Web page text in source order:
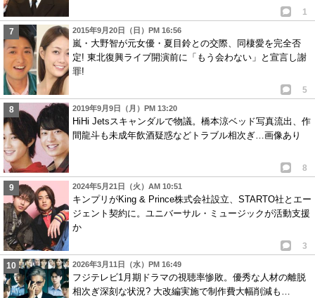
1
2015年9月20日（日）PM 16:56
嵐・大野智が元女優・夏目鈴との交際、同棲愛を完全否
定! 東北復興ライブ開演前に「もう会わない」と宣言し謝
罪!
5
2019年9月9日（月）PM 13:20
HiHi Jetsスキャンダルで物議。橋本涼ベッド写真流出、作
間龍斗も未成年飲酒疑惑などトラブル相次ぎ…画像あり
8
2024年5月21日（火）AM 10:51
キンプリがKing & Prince株式会社設立、STARTO社とエー
ジェント契約に。ユニバーサル・ミュージックが活動支援
か
3
2026年3月11日（水）PM 16:49
フジテレビ1月期ドラマの視聴率惨敗。優秀な人材の離脱
相次ぎ深刻な状況? 大改編実施で制作費大幅削減も…